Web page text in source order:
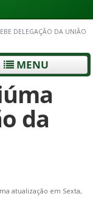
DELEGAÇÃO DA UNIÃO
MENU
da
atualização em Sexta,